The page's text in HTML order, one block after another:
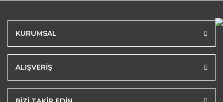
KURUMSAL
ALIŞVERİŞ